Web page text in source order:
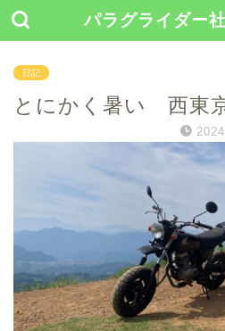
パラグライダー
日記
とにかく暑い 西東